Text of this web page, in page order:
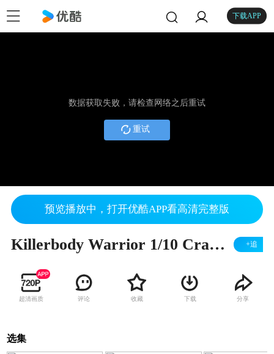
下载APP
数据获取失败，请检查网络之后重试
重试
预览播放中，打开优酷APP看高清完整版
Killerbody Warrior 1/10 Crawler Body Shell +追
超清画质 评论 收藏 下载 分享
选集